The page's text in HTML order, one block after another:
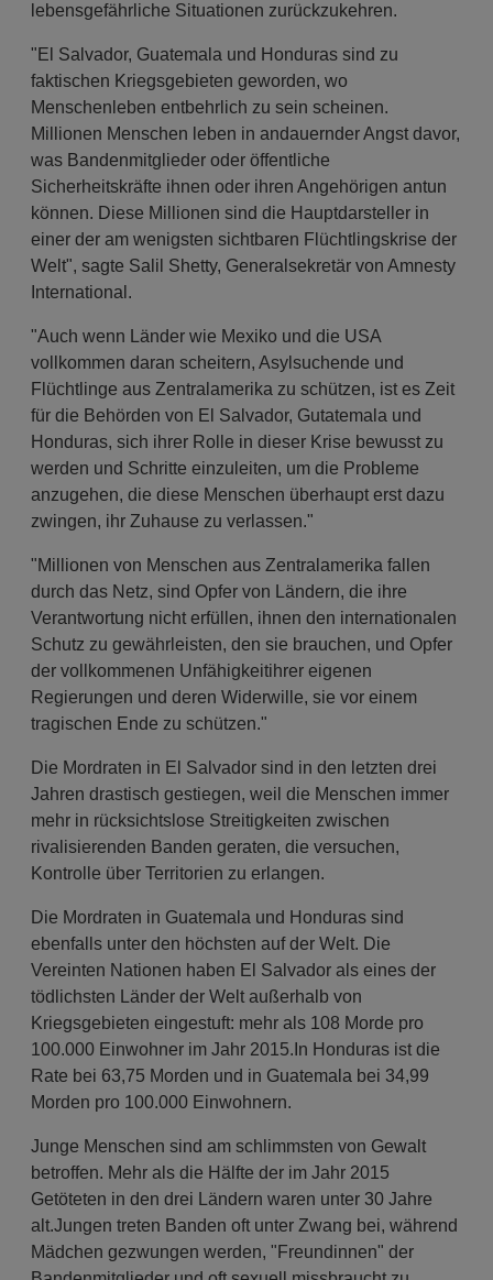
lebensgefährliche Situationen zurückzukehren.
"El Salvador, Guatemala und Honduras sind zu
faktischen Kriegsgebieten geworden, wo
Menschenleben entbehrlich zu sein scheinen.
Millionen Menschen leben in andauernder Angst davor,
was Bandenmitglieder oder öffentliche
Sicherheitskräfte ihnen oder ihren Angehörigen antun
können. Diese Millionen sind die Hauptdarsteller in
einer der am wenigsten sichtbaren Flüchtlingskrise der
Welt", sagte Salil Shetty, Generalsekretär von Amnesty
International.
"Auch wenn Länder wie Mexiko und die USA
vollkommen daran scheitern, Asylsuchende und
Flüchtlinge aus Zentralamerika zu schützen, ist es Zeit
für die Behörden von El Salvador, Gutatemala und
Honduras, sich ihrer Rolle in dieser Krise bewusst zu
werden und Schritte einzuleiten, um die Probleme
anzugehen, die diese Menschen überhaupt erst dazu
zwingen, ihr Zuhause zu verlassen."
"Millionen von Menschen aus Zentralamerika fallen
durch das Netz, sind Opfer von Ländern, die ihre
Verantwortung nicht erfüllen, ihnen den internationalen
Schutz zu gewährleisten, den sie brauchen, und Opfer
der vollkommenen Unfähigkeitihrer eigenen
Regierungen und deren Widerwille, sie vor einem
tragischen Ende zu schützen."
Die Mordraten in El Salvador sind in den letzten drei
Jahren drastisch gestiegen, weil die Menschen immer
mehr in rücksichtslose Streitigkeiten zwischen
rivalisierenden Banden geraten, die versuchen,
Kontrolle über Territorien zu erlangen.
Die Mordraten in Guatemala und Honduras sind
ebenfalls unter den höchsten auf der Welt. Die
Vereinten Nationen haben El Salvador als eines der
tödlichsten Länder der Welt außerhalb von
Kriegsgebieten eingestuft: mehr als 108 Morde pro
100.000 Einwohner im Jahr 2015.In Honduras ist die
Rate bei 63,75 Morden und in Guatemala bei 34,99
Morden pro 100.000 Einwohnern.
Junge Menschen sind am schlimmsten von Gewalt
betroffen. Mehr als die Hälfte der im Jahr 2015
Getöteten in den drei Ländern waren unter 30 Jahre
alt.Jungen treten Banden oft unter Zwang bei, während
Mädchen gezwungen werden, "Freundinnen" der